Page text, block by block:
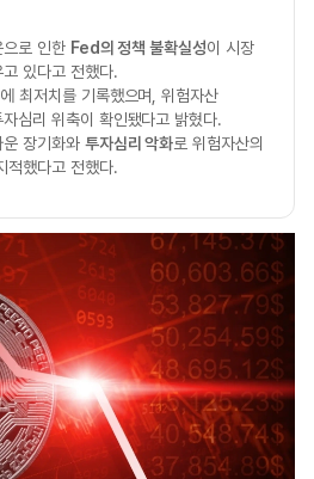
으로 인한 Fed의 정책 불확실성이 시장
있다고 전했다.
최저치를 기록했으며, 위험자산
심리 위축이 확인됐다고 밝혔다.
장기화와 투자심리 악화로 위험자산의
적했다고 전했다.